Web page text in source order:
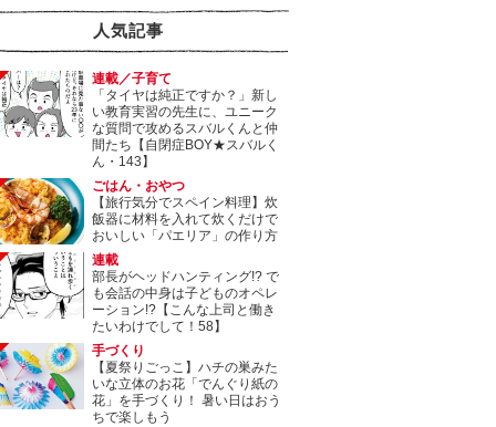
人気記事
連載／子育て
「タイヤは純正ですか？」新し
い教育実習の先生に、ユニーク
な質問で攻めるスバルくんと仲
間たち【自閉症BOY★スバルく
ん・143】
ごはん・おやつ
【旅行気分でスペイン料理】炊
飯器に材料を入れて炊くだけで
おいしい「パエリア」の作り方
連載
部長がヘッドハンティング!? で
も会話の中身は子どものオペレ
ーション!?【こんな上司と働き
たいわけでして！58】
手づくり
【夏祭りごっこ】ハチの巣みた
いな立体のお花「でんぐり紙の
花」を手づくり！ 暑い日はおう
ちで楽しもう